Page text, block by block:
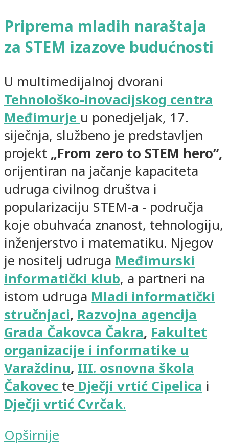
Priprema mladih naraštaja
za STEM izazove budućnosti
U multimedijalnoj dvorani
Tehnološko-inovacijskog centra
Međimurje u ponedjeljak, 17.
siječnja, službeno je predstavljen
projekt „From zero to STEM hero“,
orijentiran na jačanje kapaciteta
udruga civilnog društva i
popularizaciju STEM-a - područja
koje obuhvaća znanost, tehnologiju,
inženjerstvo i matematiku. Njegov
je nositelj udruga Međimurski
informatički klub, a partneri na
istom udruga Mladi informatički
stručnjaci, Razvojna agencija
Grada Čakovca Čakra, Fakultet
organizacije i informatike u
Varaždinu, III. osnovna škola
Čakovec te Dječji vrtić Cipelica i
Dječji vrtić Cvrčak.
Opširnije